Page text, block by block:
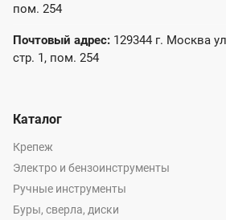
пом. 254
Почтовый адрес: 129344 г. Москва
стр. 1, пом. 254
Каталог
Крепеж
Электро и бензоинструменты
Ручные инструменты
Буры, сверла, диски